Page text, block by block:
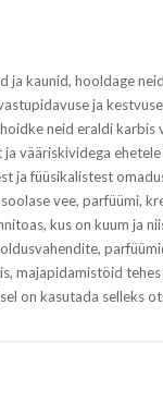
ja kaunid, hooldage
ja
neid eraldi
vääriskividega
ja füüsikalistest
vee, parfüümi,
kus on kuum ja
majapidamistöid
on kasutada selleks